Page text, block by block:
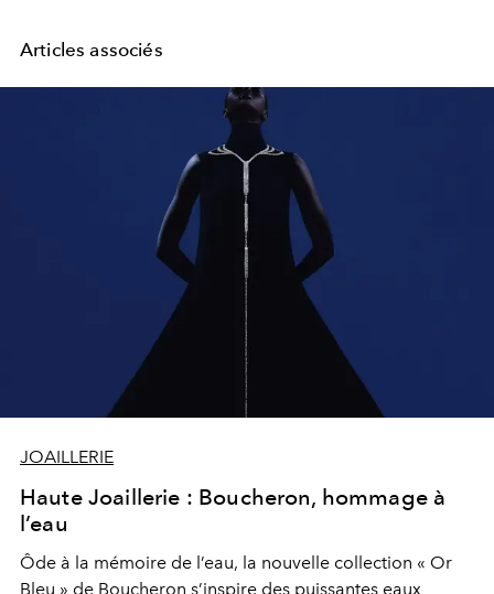
Articles associés
JOAILLERIE
Haute Joaillerie : Boucheron, hommage à
l’eau
Ôde à la mémoire de l’eau, la nouvelle collection « Or
Bleu » de Boucheron s’inspire des puissantes eaux